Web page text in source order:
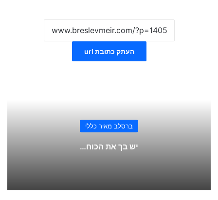
העתק כתובת url
ברסלב מאיר כללי
יש בך את הכוח…